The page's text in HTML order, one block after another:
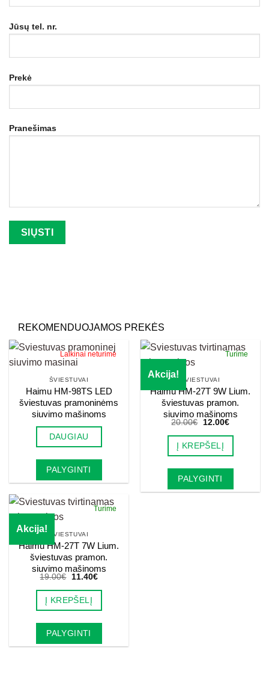
Jūsų tel. nr.
Prekė
Pranešimas
REKOMENDUOJAMOS PREKĖS
Laikinai neturime
ŠVIESTUVAI
Haimu HM-98TS LED
šviestuvas pramoninėms
siuvimo mašinoms
DAUGIAU
PALYGINTI
Akcija!
Turime
ŠVIESTUVAI
Haimu HM-27T 9W Lium.
šviestuvas pramon.
siuvimo mašinoms
20.00€
Original
was:
20.00€.
12.00€Current
is:
Į KREPŠELĮ
PALYGINTI
Akcija!
Turime
ŠVIESTUVAI
Haimu HM-27T 7W Lium.
šviestuvas pramon.
siuvimo mašinoms
19.00€
Original
was:
19.00€.
11.40€Current
is:
Į KREPŠELĮ
PALYGINTI